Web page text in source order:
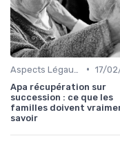
• 17/
Apa récupération sur
succession : ce que les
familles doivent
savoir